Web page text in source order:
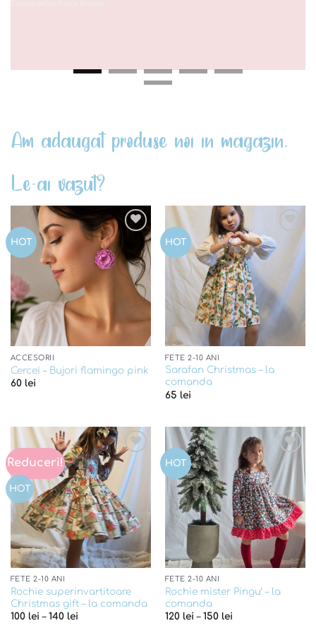
Am adaugat produse noi in magazin.
Le-ai vazut?
HOT
Add to
wishlist
ACCESORII
Cercei – Bujori flamingo pink
60 lei
HOT
Add to
wishlist
FETE 2-10 ANI
Sarafan Christmas – la
comanda
65 lei
Reduceri!
HOT
Add to
wishlist
FETE 2-10 ANI
Rochie superinvartitoare
Christmas gift – la comanda
100 lei – 140 lei
HOT
Add to
wishlist
FETE 2-10 ANI
Rochie mister Pingu’ – la
comanda
120 lei – 150 lei